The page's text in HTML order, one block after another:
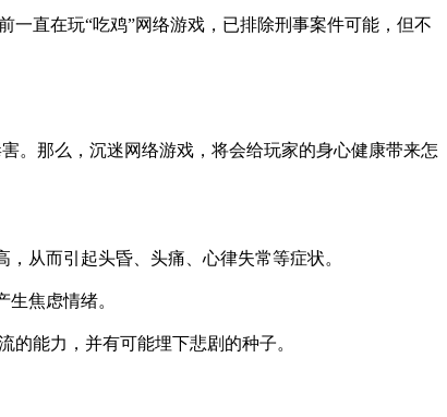
直在玩“吃鸡”网络游戏，已排除刑事案件可能，但不
那么，沉迷网络游戏，将会给玩家的身心健康带来怎
从而引起头昏、头痛、心律失常等症状。
焦虑情绪。
能力，并有可能埋下悲剧的种子。